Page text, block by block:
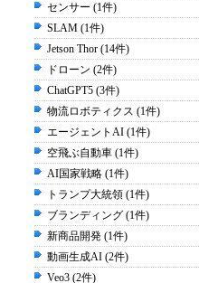
センサー (1件)
SLAM (1件)
Jetson Thor (14件)
ドローン (2件)
ChatGPT5 (3件)
物流ロボティクス (1件)
エージェントAI (1件)
空飛ぶ自動車 (1件)
AI国家戦略 (1件)
トランプ大統領 (1件)
ブランディング (1件)
新商品開発 (1件)
動画生成AI (2件)
Veo3 (2件)